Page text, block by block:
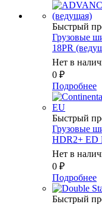
Быстрый
Грузовые
18PR
Нет в
0 ₽
Подробнее
Быстрый
Грузовые
HDR2+ ED
Нет в
0 ₽
Подробнее
Быстрый